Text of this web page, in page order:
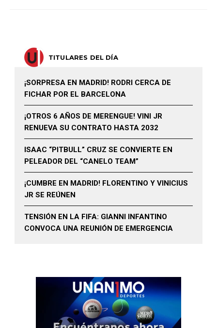
TITULARES DEL DÍA
¡SORPRESA EN MADRID! RODRI CERCA DE
FICHAR POR EL BARCELONA
¡OTROS 6 AÑOS DE MERENGUE! VINI JR
RENUEVA SU CONTRATO HASTA 2032
ISAAC “PITBULL” CRUZ SE CONVIERTE EN
PELEADOR DEL “CANELO TEAM”
¡CUMBRE EN MADRID! FLORENTINO Y VINICIUS
JR SE REÚNEN
TENSIÓN EN LA FIFA: GIANNI INFANTINO
CONVOCA UNA REUNIÓN DE EMERGENCIA